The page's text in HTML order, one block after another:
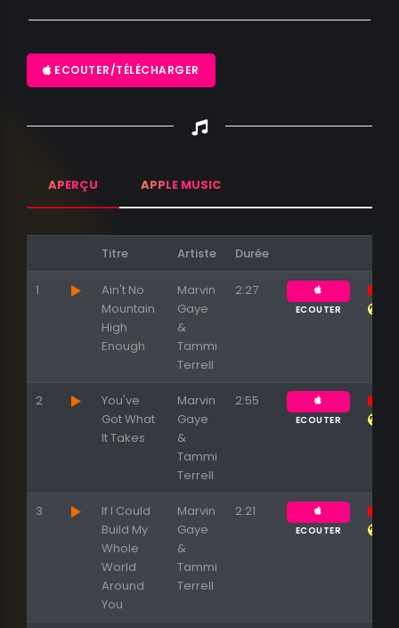
ECOUTER/TÉLÉCHARGER
APERÇU APPLE MUSIC
Titre Artiste Durée
1
Ain't No
Mountain
High
Enough
Marvin
Gaye
&
Tammi
Terrell
2:27
ECOUTER
2
You've
Got What
It Takes
Marvin
Gaye
&
Tammi
Terrell
2:55
ECOUTER
3
If I Could
Build My
Whole
World
Around
You
Marvin
Gaye
&
Tammi
Terrell
2:21
ECOUTER